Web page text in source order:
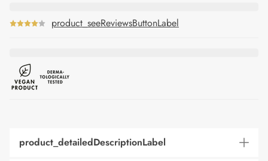
product_seeReviewsButtonLabel
product_detailedDescriptionLabel